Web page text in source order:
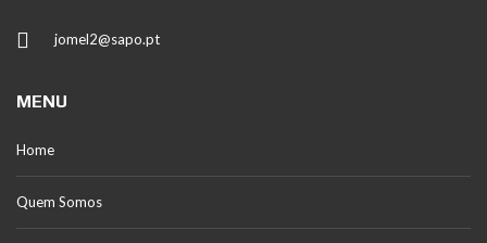
jomel2@sapo.pt
MENU
Home
Quem Somos